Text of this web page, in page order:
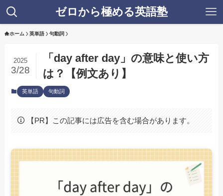
ゼロから極める英語塾
ホーム 英単語 句動詞
「day after day」の意味と使い方
は？【例文あり】
2025
3/28
英単語 句動詞
【PR】この記事には広告を含む場合があります。